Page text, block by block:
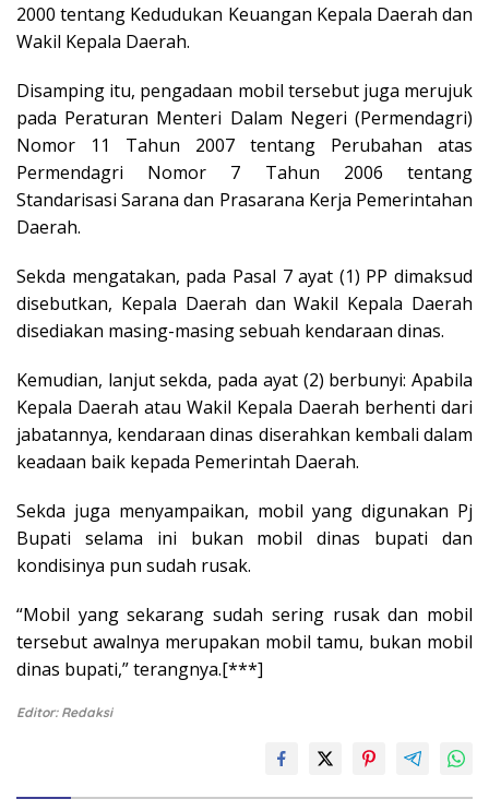
2000 tentang Kedudukan Keuangan Kepala Daerah dan
Wakil Kepala Daerah.
Disamping itu, pengadaan mobil tersebut juga merujuk
pada Peraturan Menteri Dalam Negeri (Permendagri)
Nomor 11 Tahun 2007 tentang Perubahan atas
Permendagri Nomor 7 Tahun 2006 tentang
Standarisasi Sarana dan Prasarana Kerja Pemerintahan
Daerah.
Sekda mengatakan, pada Pasal 7 ayat (1) PP dimaksud
disebutkan, Kepala Daerah dan Wakil Kepala Daerah
disediakan masing-masing sebuah kendaraan dinas.
Kemudian, lanjut sekda, pada ayat (2) berbunyi: Apabila
Kepala Daerah atau Wakil Kepala Daerah berhenti dari
jabatannya, kendaraan dinas diserahkan kembali dalam
keadaan baik kepada Pemerintah Daerah.
Sekda juga menyampaikan, mobil yang digunakan Pj
Bupati selama ini bukan mobil dinas bupati dan
kondisinya pun sudah rusak.
“Mobil yang sekarang sudah sering rusak dan mobil
tersebut awalnya merupakan mobil tamu, bukan mobil
dinas bupati,” terangnya.[***]
Editor: Redaksi